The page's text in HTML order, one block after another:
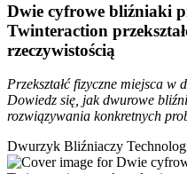
Dwie cyfrowe bliźniaki
Twinteraction
rzeczywistością
Przekształć fizyczne miejsca w
Dowiedz się, jak dwurowe
rozwiązywania konkretnych
Dwurzyk Bliźniaczy